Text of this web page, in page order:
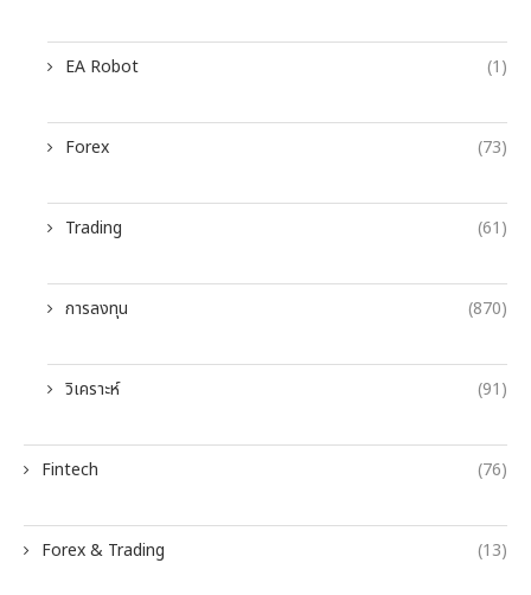
EA Robot (1)
Forex (73)
Trading (61)
การลงทุน (870)
วิเคราะห์ (91)
Fintech (76)
Forex & Trading (13)